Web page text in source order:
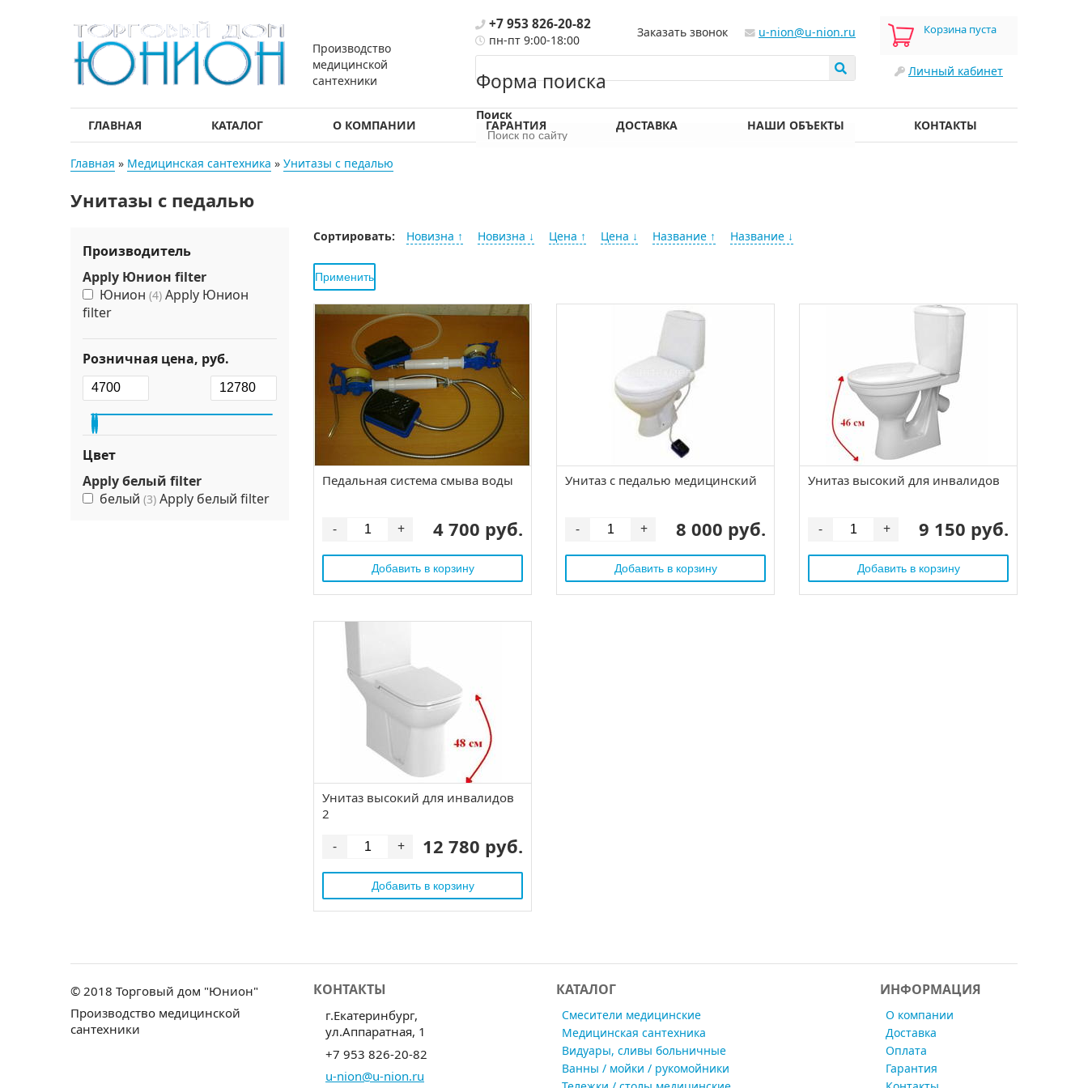
Производство
медицинской
сантехники
+7 953 826-20-82
пн-пт 9:00-18:00
Заказать звонок u-nion@u-nion.ru Корзина пуста
Личный кабинет
Форма поиска
Поиск
ГЛАВНАЯ КАТАЛОГ О КОМПАНИИ ГАРАНТИЯ ДОСТАВКА НАШИ ОБЪЕКТЫ КОНТАКТЫ
Главная » Медицинская сантехника » Унитазы с педалью
Унитазы с педалью
Сортировать: Новизна ↑ Новизна ↓ Цена ↑ Цена ↓ Название ↑ Название ↓
Педальная система смыва воды
- + 4 700 руб.
Унитаз с педалью медицинский
- + 8 000 руб.
Унитаз высокий для инвалидов
- + 9 150 руб.
Унитаз высокий для инвалидов
2
- + 12 780 руб.
Производитель
Apply Юнион filter
Юнион (4) Apply Юнион
filter
Розничная цена, руб.
Цвет
Apply белый filter
белый (3) Apply белый filter
© 2018 Торговый дом "Юнион"
Производство медицинской
сантехники
КОНТАКТЫ
г.Екатеринбург,
ул.Аппаратная, 1
+7 953 826-20-82
u-nion@u-nion.ru
КАТАЛОГ
Смесители медицинские
Медицинская сантехника
Видуары, сливы больничные
Ванны / мойки / рукомойники
ИНФОРМАЦИЯ
О компании
Доставка
Оплата
Гарантия